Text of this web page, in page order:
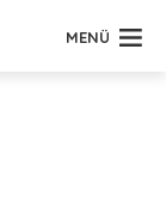
MENÜ